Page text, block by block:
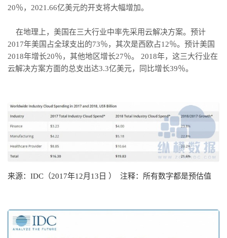
20％，2021.66亿美元的开支将大幅增加。
在地理上，美国在三大行业中率先采用云解决方案。预计
2017年美国占全球支出的73％，其次是西欧占12％。预计美国
2018年增长20％，其他地区增长27％。 2018年，这三大行业在
云解决方案方面的总支出达3.3亿美元，同比增长39％。
来源：IDC（2017年12月13日 ） 注释：所有数字都是预估值